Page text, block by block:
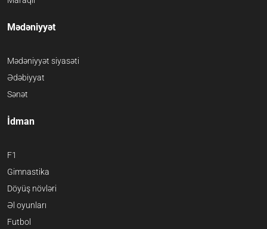
Mədəniyyət
Mədəniyyət siyasəti
Ədəbiyyat
Sənət
İdman
F1
Gimnastika
Döyüş növləri
Əl oyunları
Futbol